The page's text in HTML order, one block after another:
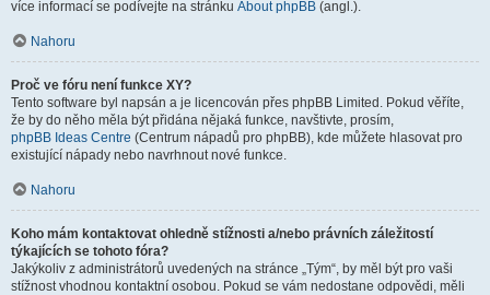
více informací se podívejte na stránku About phpBB (angl.).
Nahoru
Proč ve fóru není funkce XY?
Tento software byl napsán a je licencován přes phpBB Limited. Pokud věříte,
že by do něho měla být přidána nějaká funkce, navštivte, prosím,
phpBB Ideas Centre (Centrum nápadů pro phpBB), kde můžete hlasovat pro
existující nápady nebo navrhnout nové funkce.
Nahoru
Koho mám kontaktovat ohledně stížnosti a/nebo právních záležitostí
týkajících se tohoto fóra?
Jakýkoliv z administrátorů uvedených na stránce „Tým“, by měl být pro vaši
stížnost vhodnou kontaktní osobou. Pokud se vám nedostane odpovědi, měli